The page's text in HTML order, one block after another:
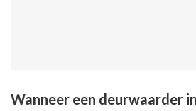
Wanneer een deurwaarder